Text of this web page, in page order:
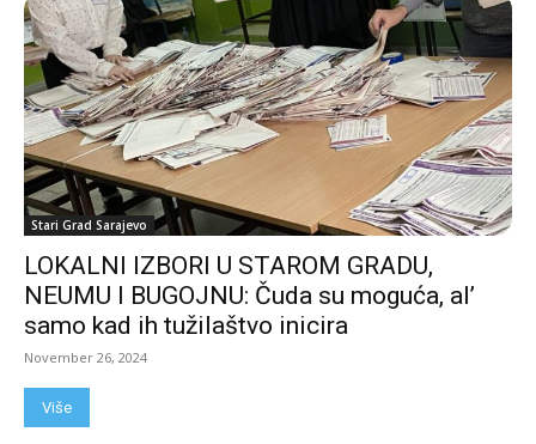
Stari Grad Sarajevo
LOKALNI IZBORI U STAROM GRADU,
NEUMU I BUGOJNU: Čuda su moguća, al’
samo kad ih tužilaštvo inicira
November 26, 2024
Više